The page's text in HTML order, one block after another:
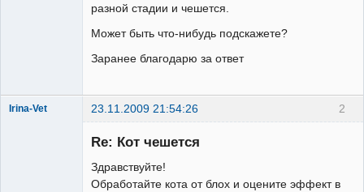
разной стадии и чешется.
Может быть что-нибудь подскажете?
Заранее благодарю за ответ
2
Irina-Vet 23.11.2009 21:54:26
Re: Кот чешется
Здравствуйте!
Обработайте кота от блох и оцените эффект в